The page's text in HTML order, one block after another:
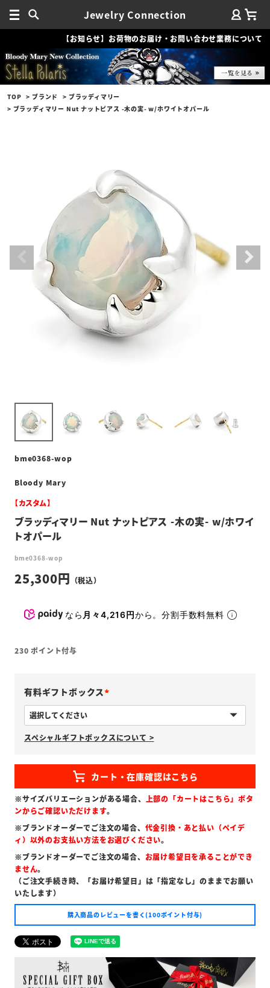
Jewelry Connection
【お知らせ】お荷物のお届け・お問い合わせ業務について
TOP ブランド
ブラッディマリー
ブラッディマリー Nut ナットピアス -木の実- w/ホワイトオパール
bme0368-wop
Bloody Mary
【カスタム】
ブラッディマリー Nut ナットピアス -木の実- w/ホワイ
トオパール
bme0368-wop
25,300
なら 月々4,216円から。分割手数料無料
230 ポイント付与
有料ギフトボックス
必
須
)
スペシャルギフトボックスについて >
※サイズバリエーションがある場合、 上部の「カートはこちら」ボタ
ンからご確認いただけます。
※ブランドオーダーでご注文の場合、 代金引換・あと払い（ペイデ
ィ）以外のお支払い方法をお選びください。
※ブランドオーダーでご注文の場合、 お届け希望日を承ることができ
ません。
（ご注文手続き時、「お届け希望日」は「指定なし」のままでお願い
いたします）
購入商品のレビューを書く(100ポイント付与)